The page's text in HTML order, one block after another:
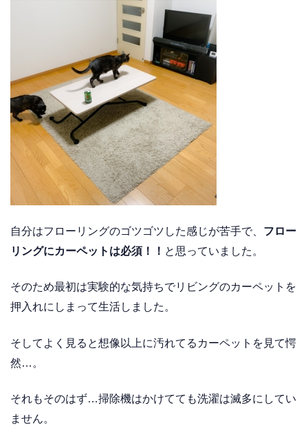
自分はフローリングのゴツゴツした感じが苦手で、 フロー
リングにカーペットは必須！！ と思っていました。
そのため最初は実験的な気持ちでリビングのカーペットを
押入れにしまって生活しました。
そしてよく見ると想像以上に汚れてるカーペットを見て愕
然…。
それもそのはず…掃除機はかけてても洗濯は滅多にしてい
ません。